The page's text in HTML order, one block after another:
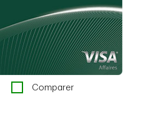
Comparer